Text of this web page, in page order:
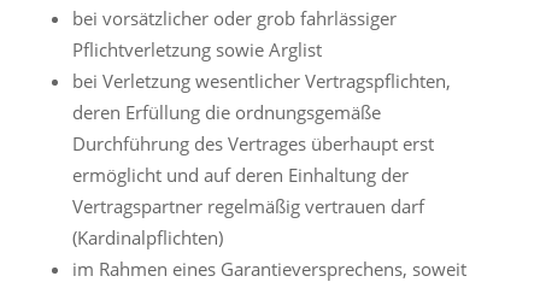
bei vorsätzlicher oder grob fahrlässiger
Pflichtverletzung sowie Arglist
bei Verletzung wesentlicher Vertragspflichten,
deren Erfüllung die ordnungsgemäße
Durchführung des Vertrages überhaupt erst
ermöglicht und auf deren Einhaltung der
Vertragspartner regelmäßig vertrauen darf
(Kardinalpflichten)
im Rahmen eines Garantieversprechens, soweit